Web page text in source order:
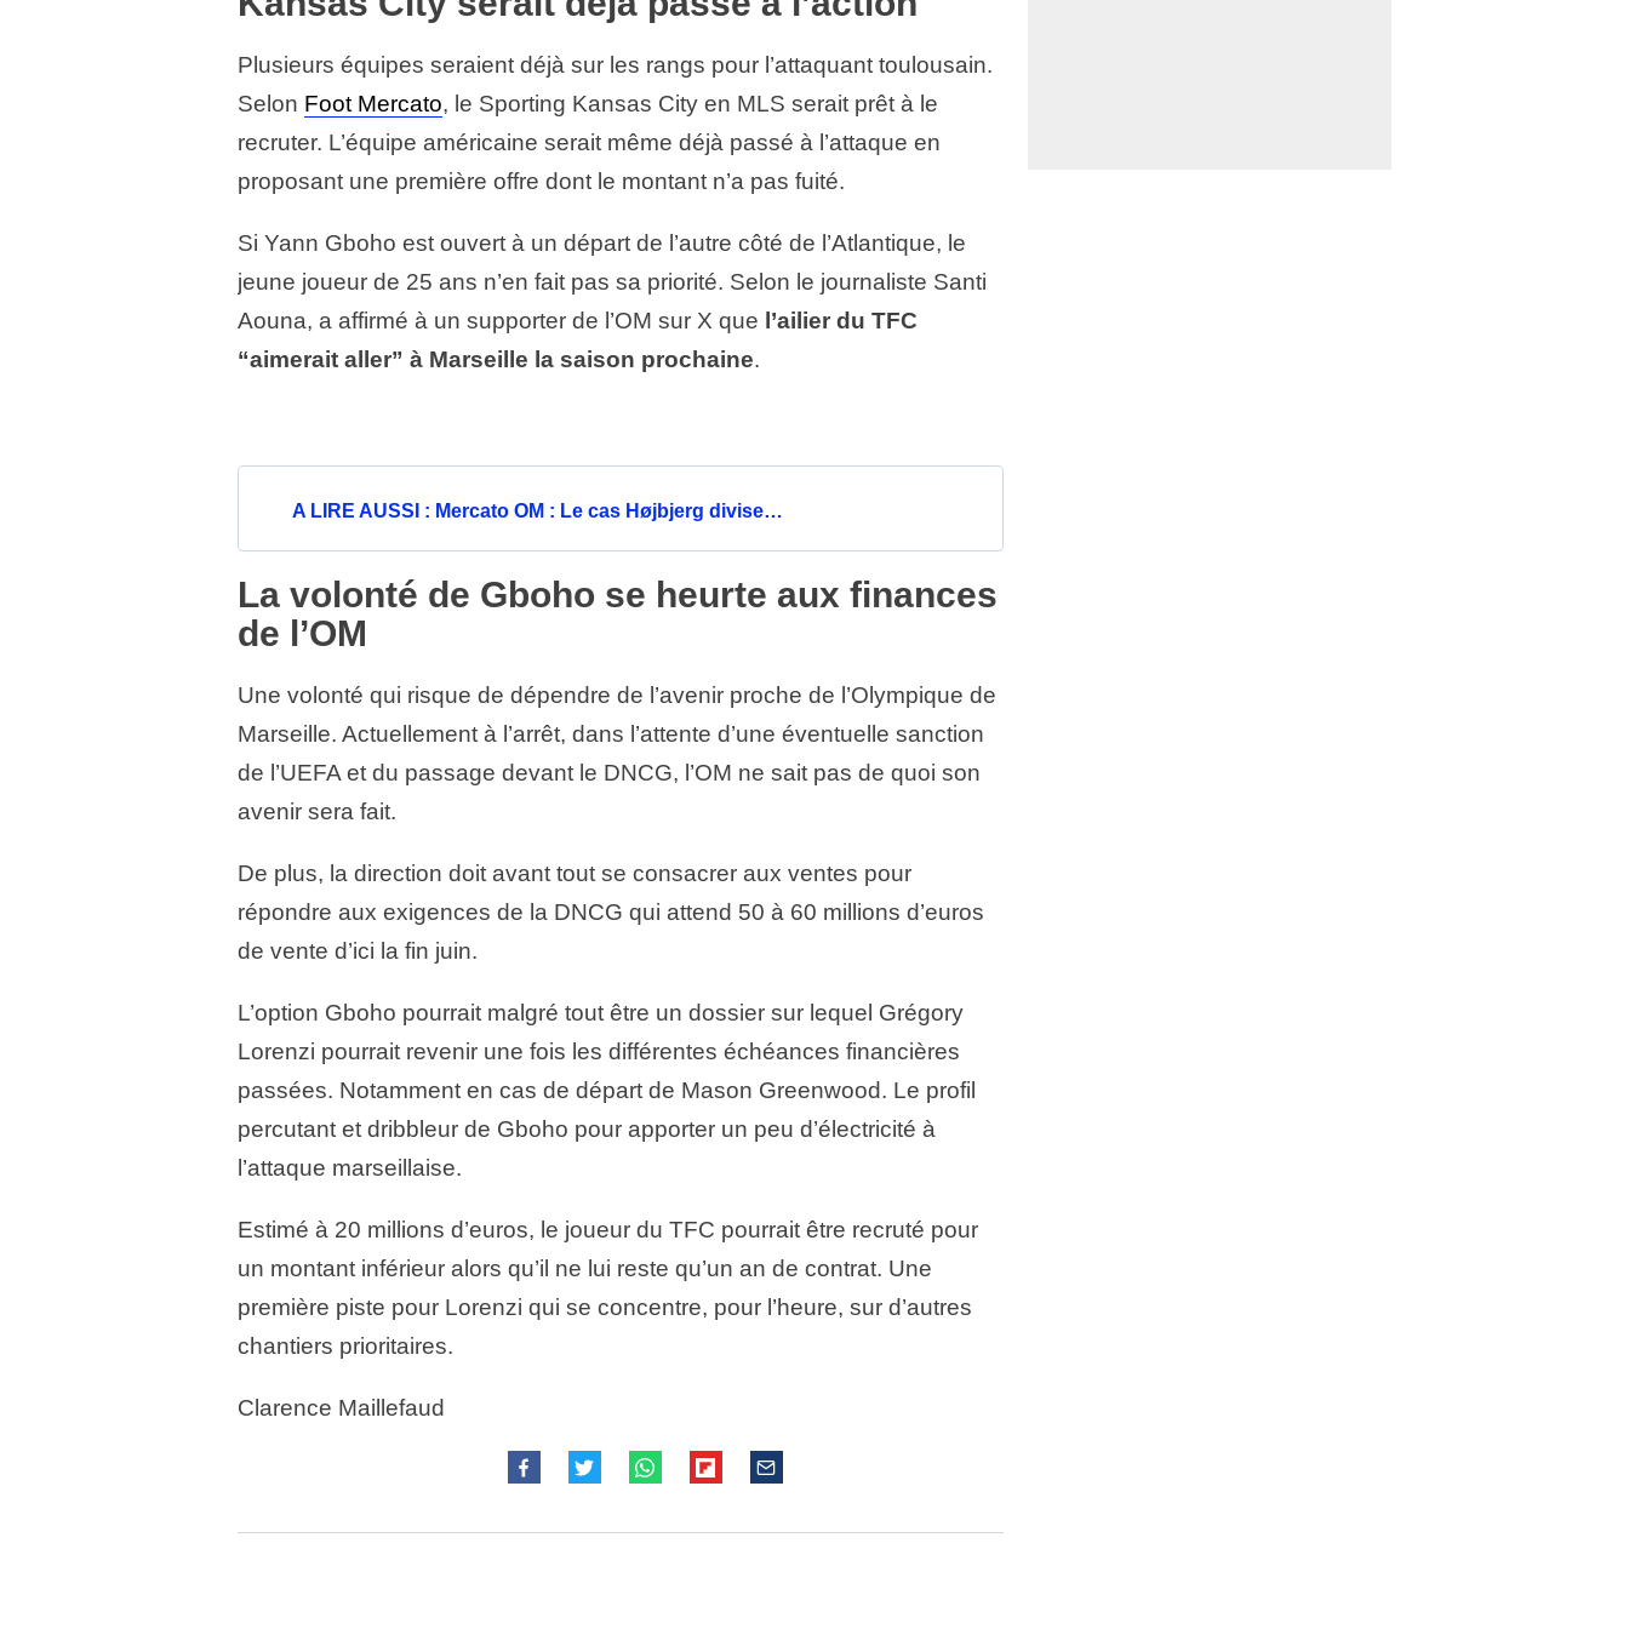
Plusieurs équipes seraient déjà sur les rangs pour l’attaquant toulousain.
Selon Foot Mercato, le Sporting Kansas City en MLS serait prêt à le
recruter. L’équipe américaine serait même déjà passé à l’attaque en
proposant une première offre dont le montant n’a pas fuité.
Si Yann Gboho est ouvert à un départ de l’autre côté de l’Atlantique, le
jeune joueur de 25 ans n’en fait pas sa priorité. Selon le journaliste Santi
Aouna, a affirmé à un supporter de l’OM sur X que l’ailier du TFC
“aimerait aller” à Marseille la saison prochaine.
A LIRE AUSSI : Mercato OM : Le cas Højbjerg divise…
La volonté de Gboho se heurte aux finances
de l’OM
Une volonté qui risque de dépendre de l’avenir proche de l’Olympique de
Marseille. Actuellement à l’arrêt, dans l’attente d’une éventuelle sanction
de l’UEFA et du passage devant le DNCG, l’OM ne sait pas de quoi son
avenir sera fait.
De plus, la direction doit avant tout se consacrer aux ventes pour
répondre aux exigences de la DNCG qui attend 50 à 60 millions d’euros
de vente d’ici la fin juin.
L’option Gboho pourrait malgré tout être un dossier sur lequel Grégory
Lorenzi pourrait revenir une fois les différentes échéances financières
passées. Notamment en cas de départ de Mason Greenwood. Le profil
percutant et dribbleur de Gboho pour apporter un peu d’électricité à
l’attaque marseillaise.
Estimé à 20 millions d’euros, le joueur du TFC pourrait être recruté pour
un montant inférieur alors qu’il ne lui reste qu’un an de contrat. Une
première piste pour Lorenzi qui se concentre, pour l’heure, sur d’autres
chantiers prioritaires.
Clarence Maillefaud